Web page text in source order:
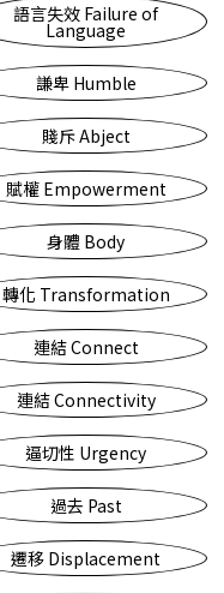
語言失效 Failure of
Language
謙卑 Humble
賤斥 Abject
賦權 Empowerment
身體 Body
轉化 Transformation
連結 Connect
連結 Connectivity
逼切性 Urgency
過去 Past
遷移 Displacement